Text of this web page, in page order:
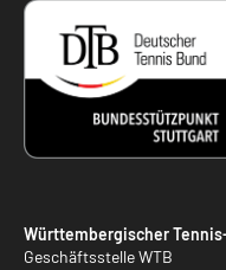
Württembergischer
Geschäftsstelle WTB